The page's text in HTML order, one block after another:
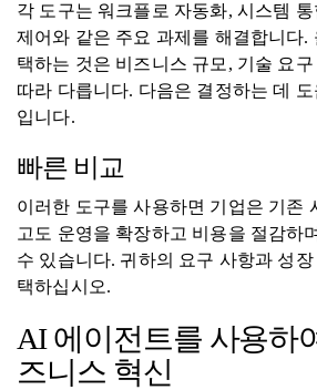
각 도구는 워크플로 자동화, 시스템
제어와 같은 주요 과제를 해결합니다.
택하는 것은 비즈니스 규모, 기술 요구
따라 다릅니다. 다음은 결정하는 데
입니다.
빠른 비교
이러한 도구를 사용하면 기업은 기존
고도 운영을 확장하고 비용을 절감하
수 있습니다. 귀하의 요구 사항과 성
택하십시오.
AI 에이전트를 사용하
즈니스 혁신